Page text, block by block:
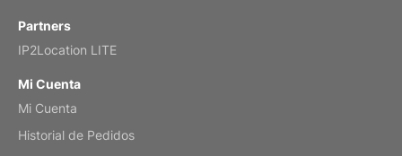
Reviewed
it.
Partners
IP2Location LITE
Mi Cuenta
Mi Cuenta
Historial de Pedidos